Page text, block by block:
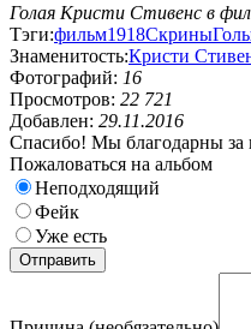
Голая Кристи Стивенс в
Тэги:фильм1918Скрины
Знаменитость:Кристи
Фотографий: 16
Просмотров: 22 721
Добавлен: 29.11.2016
Спасибо! Мы благодарны
Пожаловаться на альбом
Неподходящий
Фейк
Уже есть